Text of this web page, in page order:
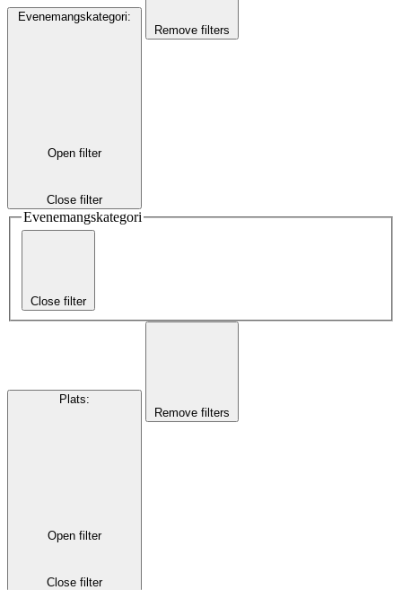
Evenemangskategori:
Open filter
Close filter
Remove filters
Evenemangskategori
Close filter
Plats:
Open filter
Close filter
Remove filters